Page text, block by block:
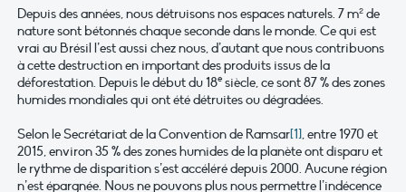
Depuis des années, nous détruisons nos espaces naturels. 7 m² de
nature sont bétonnés chaque seconde dans le monde. Ce qui est
vrai au Brésil l’est aussi chez nous, d’autant que nous contribuons
à cette destruction en important des produits issus de la
déforestation. Depuis le début du 18esiècle, ce sont 87 % des zones
humides mondiales qui ont été détruites ou dégradées.
Selon le Secrétariat de la Convention de Ramsar[1], entre 1970 et
2015, environ 35 % des zones humides de la planète ont disparu et
le rythme de disparition s’est accéléré depuis 2000. Aucune région
n’est épargnée. Nous ne pouvons plus nous permettre l’indécence